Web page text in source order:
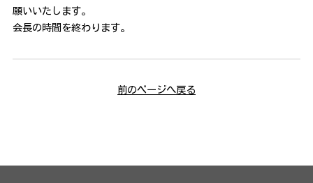
願いいたします。
会長の時間を終わります。
前のページへ戻る